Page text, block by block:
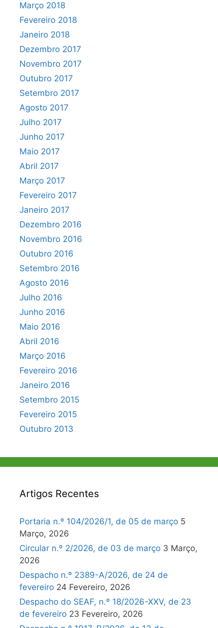
Março 2018
Fevereiro 2018
Janeiro 2018
Dezembro 2017
Novembro 2017
Outubro 2017
Setembro 2017
Agosto 2017
Julho 2017
Junho 2017
Maio 2017
Abril 2017
Março 2017
Fevereiro 2017
Janeiro 2017
Dezembro 2016
Novembro 2016
Outubro 2016
Setembro 2016
Agosto 2016
Julho 2016
Junho 2016
Maio 2016
Abril 2016
Março 2016
Fevereiro 2016
Janeiro 2016
Setembro 2015
Fevereiro 2015
Outubro 2013
Artigos Recentes
Portaria n.º 104/2026/1, de 05 de março 5
Março, 2026
Circular n.º 2/2026, de 03 de março 3 Março,
2026
Despacho n.º 2389-A/2026, de 24 de
fevereiro 24 Fevereiro, 2026
Despacho do SEAF, n.º 18/2026-XXV, de 23
de fevereiro 23 Fevereiro, 2026